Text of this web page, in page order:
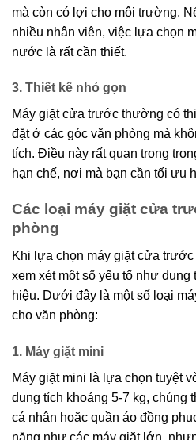
mà còn có lợi cho môi trường.
nhiều nhân viên, việc lựa chọn
nước là rất cần thiết.
3. Thiết kế nhỏ gọn
Máy giặt cửa trước thường có
đặt ở các góc văn phòng mà
tích. Điều này rất quan trọng
hạn chế, nơi mà bạn cần tối ưu
Các loại máy giặt cửa
phòng
Khi lựa chọn máy giặt cửa
xem xét một số yếu tố như
hiệu. Dưới đây là một số loại
cho văn phòng:
1. Máy giặt mini
Máy giặt mini là lựa chọn tuyệt
dung tích khoảng 5-7 kg, chúng
cá nhân hoặc quần áo đồng
năng như các máy giặt lớn,